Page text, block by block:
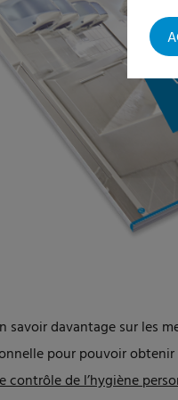
savoir davantage sur les
pour pouvoir
contrôle de l’hygiène